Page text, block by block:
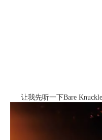
让我先听一下Bare